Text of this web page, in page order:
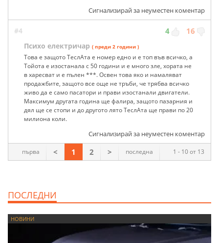
Сигнализирай за неуместен коментар
#4 4 16
Психо електричар ( преди 2 години )
Това е защото ТеслАта е номер едно и е топ във всичко, а
Тойота е изостанала с 50 години и е много зле, хората не
в харесват и е пълен ***. Освен това яко и намаляват
продажбите, защото все още не тръби, че трябва всичко
живо да е само пасатори и прави изостанали двигатели.
Максимум другата година ще фалира, защото пазарния и
дял ще се стопи и до другото лято ТеслАта ще прави по 20
милиона коли.
Сигнализирай за неуместен коментар
1 - 10 от 13
първа < 1 2 > последна
ПОСЛЕДНИ
НОВИНИ